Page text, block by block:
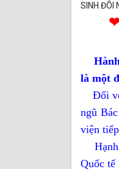
SINH ĐÔI
Hành
là một
Đối
ngũ
viện
Hạnh
Quốc tế